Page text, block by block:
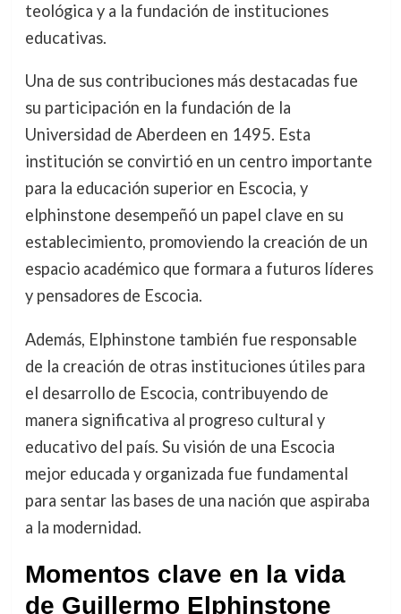
teológica y a la fundación de instituciones
educativas.
Una de sus contribuciones más destacadas fue
su participación en la fundación de la
Universidad de Aberdeen en 1495. Esta
institución se convirtió en un centro importante
para la educación superior en Escocia, y
elphinstone desempeñó un papel clave en su
establecimiento, promoviendo la creación de un
espacio académico que formara a futuros líderes
y pensadores de Escocia.
Además, Elphinstone también fue responsable
de la creación de otras instituciones útiles para
el desarrollo de Escocia, contribuyendo de
manera significativa al progreso cultural y
educativo del país. Su visión de una Escocia
mejor educada y organizada fue fundamental
para sentar las bases de una nación que aspiraba
a la modernidad.
Momentos clave en la vida
de Guillermo Elphinstone